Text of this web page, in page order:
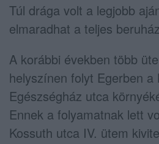
Túl drága volt a legjobb
elmaradhat a teljes
A korábbi években több
helyszínen folyt Egerben a
Egészségház utca
Ennek a folyamatnak lett
Kossuth utca IV. ütem